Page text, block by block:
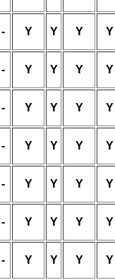
- Y Y Y Y
- Y Y Y Y
- Y Y Y Y
- Y Y Y Y
- Y Y Y Y
- Y Y Y Y
- Y Y Y Y